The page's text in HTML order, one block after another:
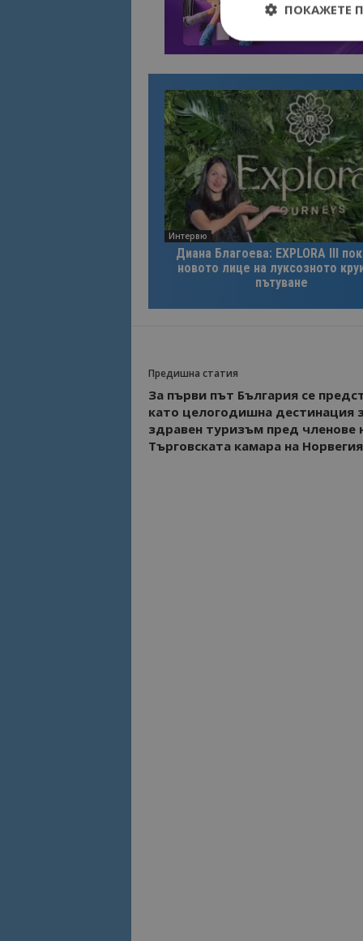
Интервю
Диана Благоева: EXPLORA III
новото лице на луксозното
пътуване
Предишна статия
За първи път България се
като целогодишна дестинация
здравен туризъм пред членове
Търговската камара на Норвегия
ПОКАЖЕТЕ
Строго
управление на
Име
Име
is_visitor_unique
_ga_B09EBBY8PY
_ga_WXPDN4HSCV
Име